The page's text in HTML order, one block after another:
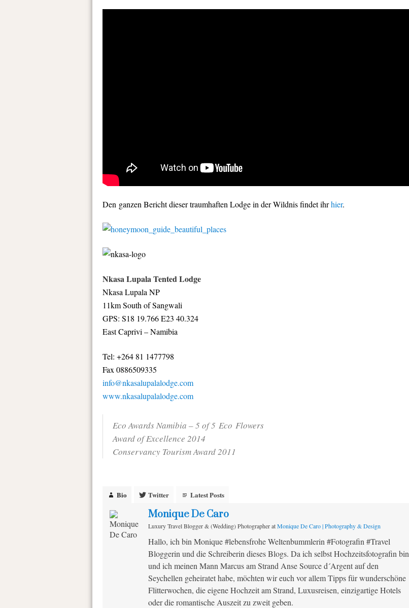
Den ganzen Bericht dieser traumhaften Lodge in der Wildnis findet ihrhier.
Nkasa Lupala Tented Lodge
Nkasa Lupala NP
11km South of Sangwali
GPS: S18 19.766 E23 40.324
East Caprivi – Namibia
Tel: +264 81 1477798
Fax 0886509335
info@nkasalupalalodge.com
www.nkasalupalalodge.com
Eco Awards Namibia – 5 of 5 Eco Flowers
Award of Excellence 2014
Conservancy Tourism Award 2011
Bio Twitter Latest Posts
Monique De Caro
Luxury Travel Blogger & (Wedding) PhotographeratMonique De Caro | Photography & Design
Hallo, ich bin Monique #lebensfrohe Weltenbummlerin #Fotografin #Travel
Bloggerin und die Schreiberin dieses Blogs. Da ich selbst Hochzeitsfotografin bin
und ich meinen Mann Marcus am Strand Anse Source d´Argent auf den
Seychellen geheiratet habe, möchten wir euch vor allem Tipps für wunderschöne
Flitterwochen, die eigene Hochzeit am Strand, Luxusreisen, einzigartige Hotels
oder die romantische Auszeit zu zweit geben.